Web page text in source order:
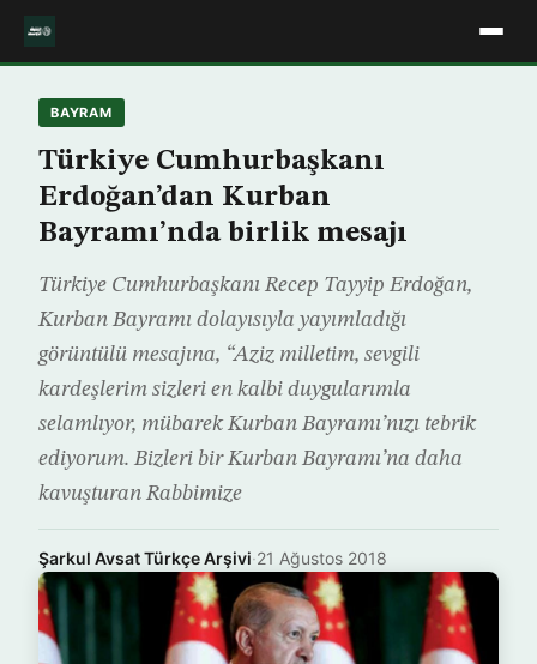
BAYRAM
Türkiye Cumhurbaşkanı
Erdoğan’dan Kurban
Bayramı’nda birlik mesajı
Türkiye Cumhurbaşkanı Recep Tayyip Erdoğan,
Kurban Bayramı dolayısıyla yayımladığı
görüntülü mesajına, “Aziz milletim, sevgili
kardeşlerim sizleri en kalbi duygularımla
selamlıyor, mübarek Kurban Bayramı’nızı tebrik
ediyorum. Bizleri bir Kurban Bayramı’na daha
kavuşturan Rabbimize
Şarkul Avsat Türkçe Arşivi·21 Ağustos 2018